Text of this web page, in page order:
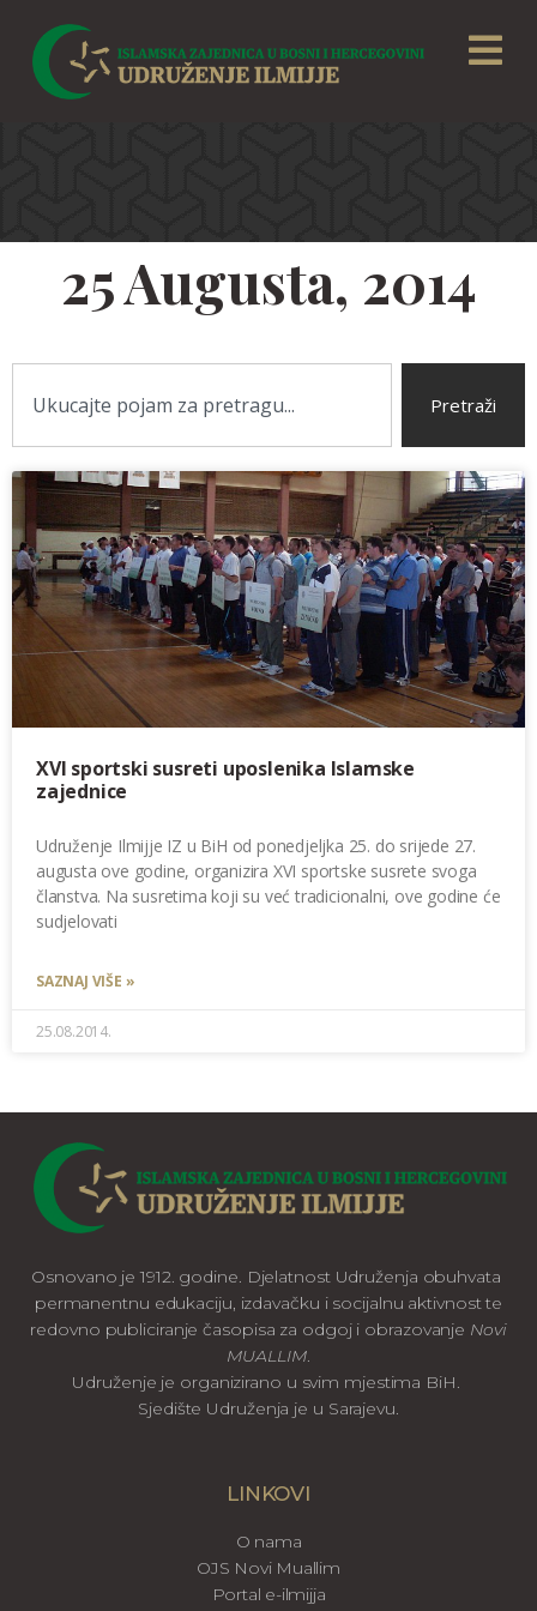
25 Augusta, 2014
Pretraži
XVI sportski susreti uposlenika Islamske
zajednice
Udruženje Ilmijje IZ u BiH od ponedjeljka 25. do srijede 27.
augusta ove godine, organizira XVI sportske susrete svoga
članstva. Na susretima koji su već tradicionalni, ove godine će
sudjelovati
SAZNAJ VIŠE »
25.08.2014.
Osnovano je 1912. godine. Djelatnost Udruženja obuhvata
permanentnu edukaciju, izdavačku i socijalnu aktivnost te
redovno publiciranje časopisa za odgoj i obrazovanje Novi
MUALLIM.
Udruženje je organizirano u svim mjestima BiH.
Sjedište Udruženja je u Sarajevu.
LINKOVI
O nama
OJS Novi Muallim
Portal e-ilmijja